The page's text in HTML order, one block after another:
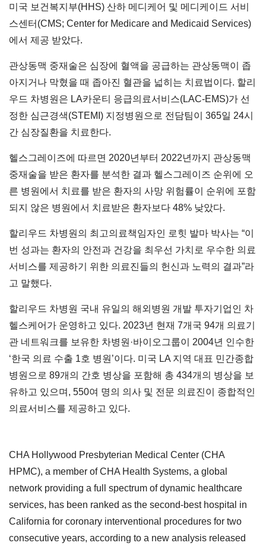
미국 보건복지부(HHS) 산하 메디케어 및 메디케이드 서비
스센터(CMS; Center for Medicare and Medicaid Services)
에서 제공 받았다.
관상동맥 중재술은 심장에 혈액을 공급하는 관상동맥이 좁
아지거나 막혔을 때 좁아진 혈관을 넓히는 치료법이다. 할리
우드 차병원은 LA카운티 응급의료서비스(LAC-EMS)가 선
정한 심근경색(STEMI) 지정병원으로 전담팀이 365일 24시
간 심장질환을 치료한다.
헬스그레이즈에 따르면 2020년부터 2022년까지 관상동맥
중재술을 받은 환자를 분석한 결과 헬스그레이즈 순위에 오
른 병원에서 치료를 받은 환자의 사망 위험률이 순위에 포함
되지 않은 병원에서 치료받은 환자보다 48% 낮았다.
할리우드 차병원의 최고의료책임자인 로힛 발마 박사는 “이
번 성과는 환자의 안전과 건강을 최우선 가치로 우수한 의료
서비스를 제공하기 위한 의료진들의 헌신과 노력의 결과”라
고 말했다.
할리우드 차병원 국내 유일의 해외병원 개발 투자기업인 차
헬스케어가 운영하고 있다. 2023년 현재 7개국 94개 의료기
관 네트워크를 보유한 차병원·바이오그룹이 2004년 인수한
‘한국 의료 수출 1호 병원’이다. 미국 LA 지역 대표 민간종합
병원으로 89개의 간호 병상을 포함해 총 434개의 병상을 보
유하고 있으며, 550여 명의 의사 및 전문 의료진이 종합적인
의료서비스를 제공하고 있다.
CHA Hollywood Presbyterian Medical Center (CHA
HPMC), a member of CHA Health Systems, a global
network providing a full spectrum of dynamic healthcare
services, has been ranked as the second-best hospital in
California for coronary interventional procedures for two
consecutive years, according to a new analysis released